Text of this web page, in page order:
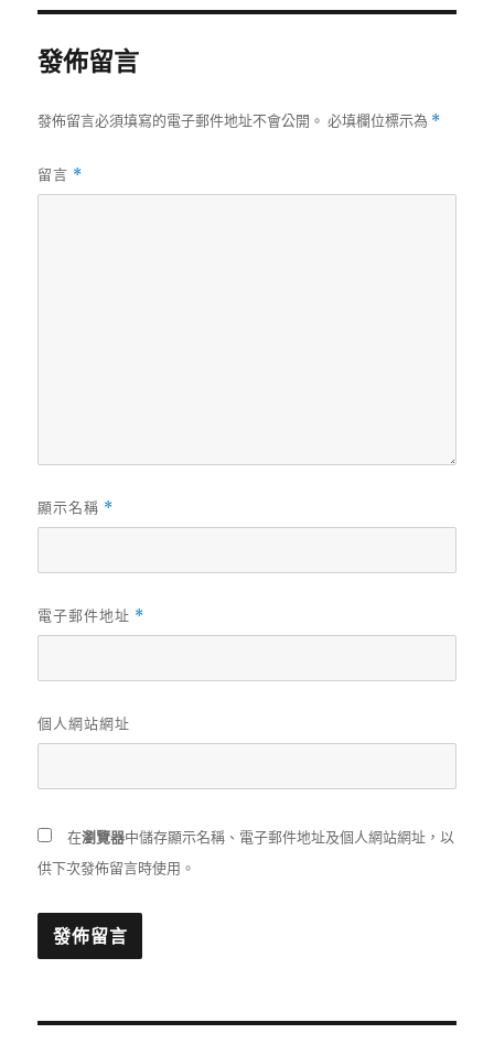
發佈留言
發佈留言必須填寫的電子郵件地址不會公開。 必填欄位標示為 *
留言 *
顯示名稱 *
電子郵件地址 *
個人網站網址
在瀏覽器中儲存顯示名稱、電子郵件地址及個人網站網址，以
供下次發佈留言時使用。